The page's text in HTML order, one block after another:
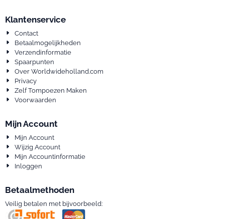
Klantenservice
Contact
Betaalmogelijkheden
Verzendinformatie
Spaarpunten
Over Worldwideholland.com
Privacy
Zelf Tompoezen Maken
Voorwaarden
Mijn Account
Mijn Account
Wijzig Account
Mijn Accountinformatie
Inloggen
Betaalmethoden
Veilig betalen met bijvoorbeeld: